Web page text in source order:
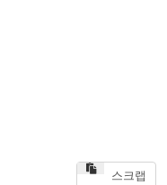
스크랩